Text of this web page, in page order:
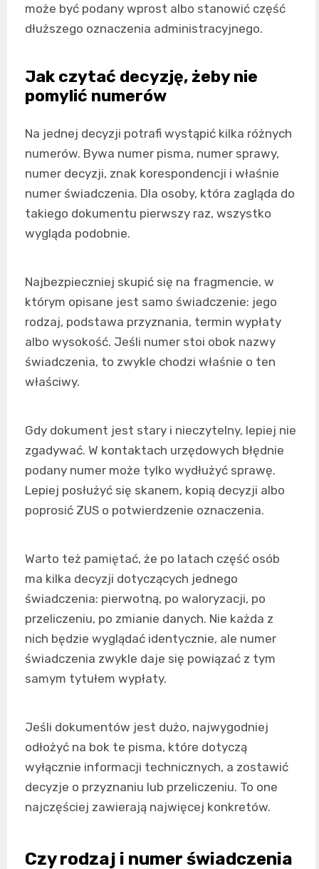
może być podany wprost albo stanowić część
dłuższego oznaczenia administracyjnego.
Jak czytać decyzję, żeby nie
pomylić numerów
Na jednej decyzji potrafi wystąpić kilka różnych
numerów. Bywa numer pisma, numer sprawy,
numer decyzji, znak korespondencji i właśnie
numer świadczenia. Dla osoby, która zagląda do
takiego dokumentu pierwszy raz, wszystko
wygląda podobnie.
Najbezpieczniej skupić się na fragmencie, w
którym opisane jest samo świadczenie: jego
rodzaj, podstawa przyznania, termin wypłaty
albo wysokość. Jeśli numer stoi obok nazwy
świadczenia, to zwykle chodzi właśnie o ten
właściwy.
Gdy dokument jest stary i nieczytelny, lepiej nie
zgadywać. W kontaktach urzędowych błędnie
podany numer może tylko wydłużyć sprawę.
Lepiej posłużyć się skanem, kopią decyzji albo
poprosić ZUS o potwierdzenie oznaczenia.
Warto też pamiętać, że po latach część osób
ma kilka decyzji dotyczących jednego
świadczenia: pierwotną, po waloryzacji, po
przeliczeniu, po zmianie danych. Nie każda z
nich będzie wyglądać identycznie, ale numer
świadczenia zwykle daje się powiązać z tym
samym tytułem wypłaty.
Jeśli dokumentów jest dużo, najwygodniej
odłożyć na bok te pisma, które dotyczą
wyłącznie informacji technicznych, a zostawić
decyzje o przyznaniu lub przeliczeniu. To one
najczęściej zawierają najwięcej konkretów.
Czy rodzaj i numer świadczenia